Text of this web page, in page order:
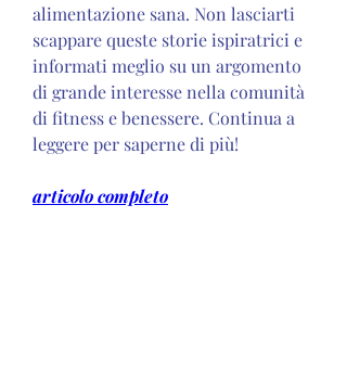
alimentazione sana. Non lasciarti
scappare queste storie ispiratrici e
informati meglio su un argomento
di grande interesse nella comunità
di fitness e benessere. Continua a
leggere per saperne di più!
articolo completo